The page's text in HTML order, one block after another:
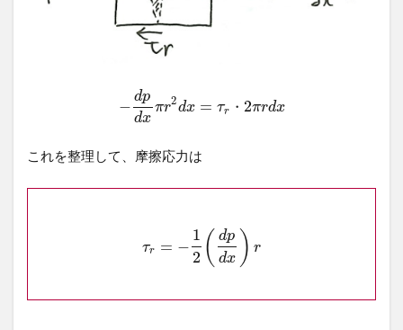
−
dp
dx
πr2dx = τr ・ 2πrdx
これを整理して、摩擦応力は
τr = −
1
2 ( dp
dx ) r